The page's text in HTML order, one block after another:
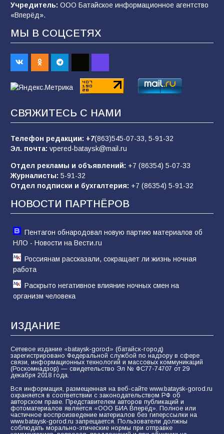
98 06.08.2026
«Слухами Москву не возьмёшь»: почему
заявления Киева о мобилизации — это
отчаяние, а не разведка
02.08.2026
В детском саду № 35 дети освоили
строительные профессии в ходе
спортивного праздника
75 07.08.2026
Морской квест в детском саду: как
воспитанники спасали Нептуна
74 01.08.2026
Учредитель: ООО Батайское информационное агентство
«Вперёд».
МЫ В СОЦСЕТЯХ
СВЯЖИТЕСЬ С НАМИ
Телефон редакции: +7(863)545-07-33, 5-91-32
Эл. почта: vpered-bataysk@mail.ru
Отдел рекламы и объявлений: +7 (86354) 5-07-33
Журналисты: 5-91-32
Отдел подписки и бухгалтерия: +7 (86354) 5-91-32
НОВОСТИ ПАРТНЁРОВ
Пентагон обнародовал новую партию материалов об
НЛО - Новости на Вести.ru
Россиянам рассказали, сокращает ли жизнь ночная
работа
Раскрыто негативное влияние ночных смен на
организм человека
ИЗДАНИЕ
Сетевое издание «bataysk-gorod» (батайск-город)
зарегистрировано Федеральной службой по надзору в сфере
связи, информационных технологий и массовых коммуникаций
(Роскомнадзор) — свидетельство Эл № ФС77-74707 от 29
декабря 2018 года.
Вся информация, размещенная на веб-сайте www.bataysk-gorod.ru
охраняется в соответствии с законодательством РФ об
авторском праве. Представителем авторов публикаций и
фотоматериалов является «ООО БИА Вперёд». Полное или
частичное воспроизведение материалов без гиперссылки на
www.bataysk-gorod.ru запрещается. Пользователи должны
соблюдать морально-этические нормы при отправке